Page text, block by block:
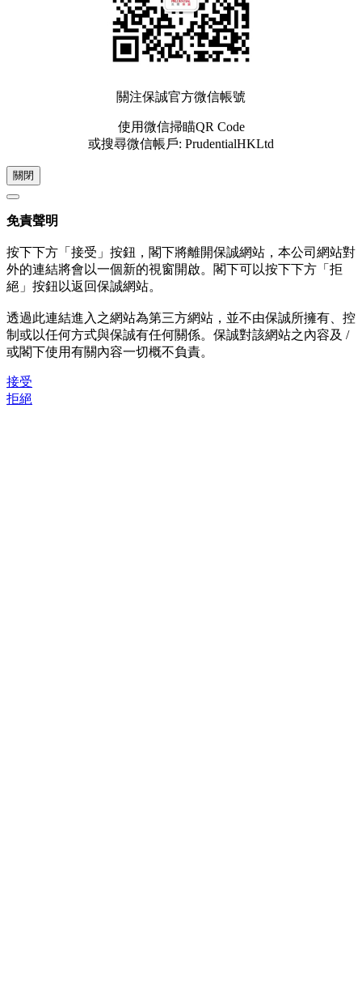
關注保誠官方微信帳號
使用微信掃瞄QR Code
或搜尋微信帳戶: PrudentialHKLtd
關閉
免責聲明
按下下方「接受」按鈕，閣下將離開保誠網站，本公司網站對
外的連結將會以一個新的視窗開啟。閣下可以按下下方「拒
絕」按鈕以返回保誠網站。
透過此連結進入之網站為第三方網站，並不由保誠所擁有、控
制或以任何方式與保誠有任何關係。保誠對該網站之內容及 /
或閣下使用有關內容一切概不負責。
接受
拒絕